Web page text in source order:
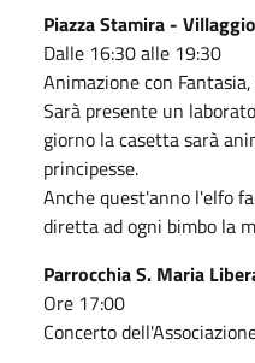
Piazza Stamira -
Dalle 16:30 alle 19:30
Animazione con
Sarà presente un
giorno la casetta sarà
principesse.
Anche quest'anno l'elfo
diretta ad ogni bimbo la
Parrocchia S. Maria
Ore 17:00
Concerto